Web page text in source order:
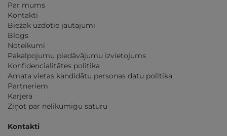
Par mums
Kontakti
Biežāk uzdotie jautājumi
Blogs
Noteikumi
Pakalpojumu piedāvājumu izvietojums
Konfidencialitātes politika
Amata vietas kandidātu personas datu politika
Partneriem
Karjera
Ziņot par nelikumīgu saturu
Kontakti